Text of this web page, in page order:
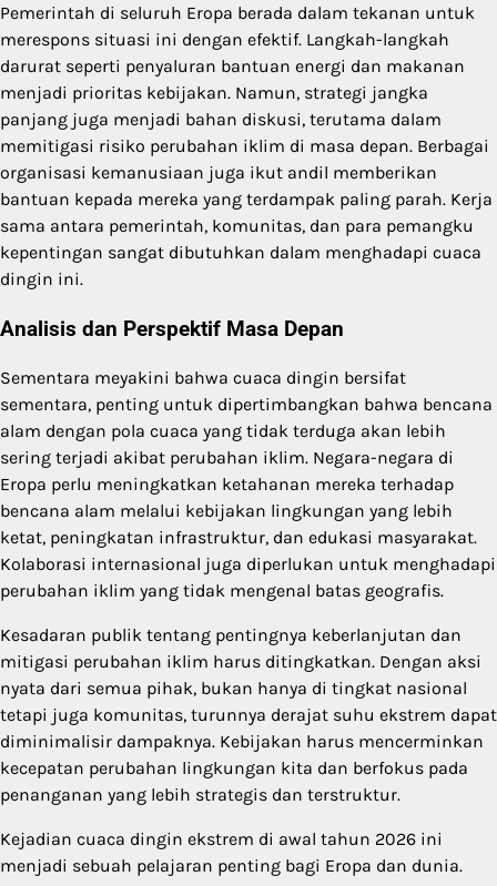
Pemerintah di seluruh Eropa berada dalam tekanan untuk
merespons situasi ini dengan efektif. Langkah-langkah
darurat seperti penyaluran bantuan energi dan makanan
menjadi prioritas kebijakan. Namun, strategi jangka
panjang juga menjadi bahan diskusi, terutama dalam
memitigasi risiko perubahan iklim di masa depan. Berbagai
organisasi kemanusiaan juga ikut andil memberikan
bantuan kepada mereka yang terdampak paling parah. Kerja
sama antara pemerintah, komunitas, dan para pemangku
kepentingan sangat dibutuhkan dalam menghadapi cuaca
dingin ini.
Analisis dan Perspektif Masa Depan
Sementara meyakini bahwa cuaca dingin bersifat
sementara, penting untuk dipertimbangkan bahwa bencana
alam dengan pola cuaca yang tidak terduga akan lebih
sering terjadi akibat perubahan iklim. Negara-negara di
Eropa perlu meningkatkan ketahanan mereka terhadap
bencana alam melalui kebijakan lingkungan yang lebih
ketat, peningkatan infrastruktur, dan edukasi masyarakat.
Kolaborasi internasional juga diperlukan untuk menghadapi
perubahan iklim yang tidak mengenal batas geografis.
Kesadaran publik tentang pentingnya keberlanjutan dan
mitigasi perubahan iklim harus ditingkatkan. Dengan aksi
nyata dari semua pihak, bukan hanya di tingkat nasional
tetapi juga komunitas, turunnya derajat suhu ekstrem dapat
diminimalisir dampaknya. Kebijakan harus mencerminkan
kecepatan perubahan lingkungan kita dan berfokus pada
penanganan yang lebih strategis dan terstruktur.
Kejadian cuaca dingin ekstrem di awal tahun 2026 ini
menjadi sebuah pelajaran penting bagi Eropa dan dunia.